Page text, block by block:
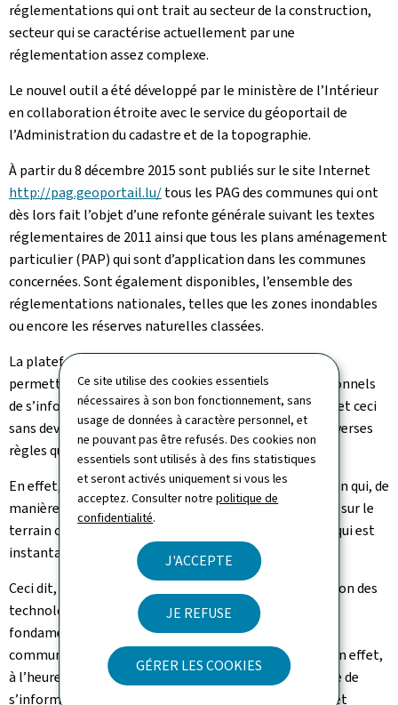
Ce site utilise des cookies essentiels
nécessaires à son bon fonctionnement, sans
usage de données à caractère personnel, et
ne pouvant pas être refusés. Des cookies non
essentiels sont utilisés à des fins statistiques
et seront activés uniquement si vous les
acceptez. Consulter notrepolitique de
confidentialité.
J'ACCEPTE
JE REFUSE
GÉRER LES COOKIES
réglementations qui ont trait au secteur de la construction,
secteur qui se caractérise actuellement par une
réglementation assez complexe.
Le nouvel outil a été développé par le ministère de l’Intérieur
en collaboration étroite avec le service du géoportail de
l’Administration du cadastre et de la topographie.
À partir du 8 décembre 2015 sont publiés sur le site Internet
http://pag.geoportail.lu/tous les PAG des communes qui ont
dès lors fait l’objet d’une refonte générale suivant les textes
réglementaires de 2011 ainsi que tous les plans aménagement
particulier (PAP) qui sont d’application dans les communes
concernées. Sont également disponibles, l’ensemble des
réglementations nationales, telles que les zones inondables
ou encore les réserves naturelles classées.
La plateforme sera accessible au grand public, ce qui
permettra tant à tout particulier ainsi qu’aux professionnels
de s’informer de la constructibilité d’un terrain donné et ceci
sans devoir rechercher dans les différents textes les diverses
règles qui y sont applicables.
En effet, un système informatique a été mis en fonction qui, de
manière automatique, fait le tri des règles applicables sur le
terrain concerné et les regroupe dans un seul rapport qui est
instantanément mis à disposition du demandeur.
Ceci dit, le présent outil permet, moyennant l’utilisation des
technologies informatiques récentes, d’augmenter
fondamentalement la transparence en matière de
communication de règles relatives à la construction. En effet,
à l’heure actuelle, toute personne intéressée est tenue de
s’informer auprès des différents services communaux et